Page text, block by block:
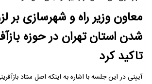
معاون وزیر راه و شهرسازی بر
شدن استان تهران در حوزه
تاکید کرد
آیینی در این جلسه با اشاره به اینکه اصل ستاد